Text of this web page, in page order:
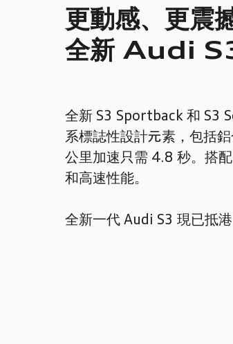
更動感、更震
全新 Audi
全新 S3 Sportback 和 S3
系標誌性設計元素，包括
公里加速只需 4.8 秒。搭
和高速性能。
全新一代 Audi S3 現已抵